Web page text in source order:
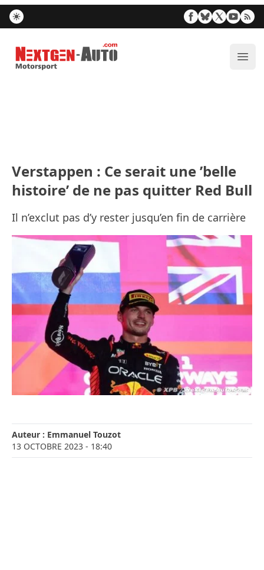
Nextgen-Auto.com
Verstappen : Ce serait une ’belle
histoire’ de ne pas quitter Red Bull
Il n’exclut pas d’y rester jusqu’en fin de carrière
Auteur : Emmanuel Touzot
13 OCTOBRE 2023 - 18:40